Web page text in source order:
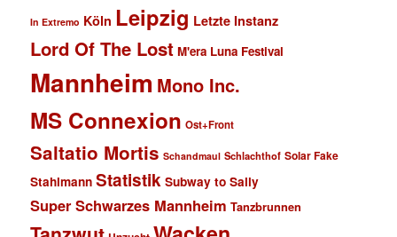
In Extremo Köln Leipzig Letzte Instanz
Lord Of The Lost M'era Luna Festival
Mannheim Mono Inc.
MS Connexion Ost+Front
Saltatio Mortis Schandmaul Schlachthof Solar Fake
Stahlmann Statistik Subway to Sally
Super Schwarzes Mannheim Tanzbrunnen